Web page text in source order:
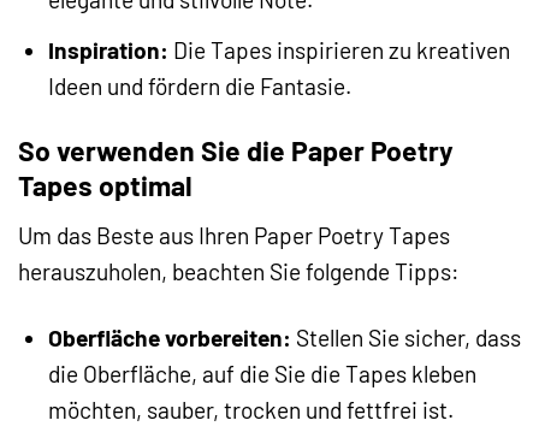
Inspiration: Die Tapes inspirieren zu kreativen
Ideen und fördern die Fantasie.
So verwenden Sie die Paper Poetry
Tapes optimal
Um das Beste aus Ihren Paper Poetry Tapes
herauszuholen, beachten Sie folgende Tipps:
Oberfläche vorbereiten: Stellen Sie sicher, dass
die Oberfläche, auf die Sie die Tapes kleben
möchten, sauber, trocken und fettfrei ist.